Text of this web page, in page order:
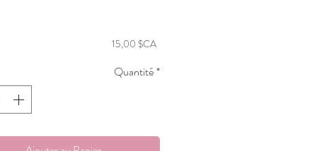
15,00 $CAPrix
Quantité*